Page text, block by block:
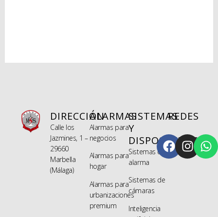
DIRECCIÓN
Calle los
Jazmines, 1 –
29660
Marbella
(Málaga)
ALARMAS
Alarmas para
negocios
Alarmas para
hogar
Alarmas para
urbanizaciones
premium
SISTEMAS
Y
DISPOSITIVOS
Sistemas de
alarma
Sistemas de
cámaras
Inteligencia
REDES